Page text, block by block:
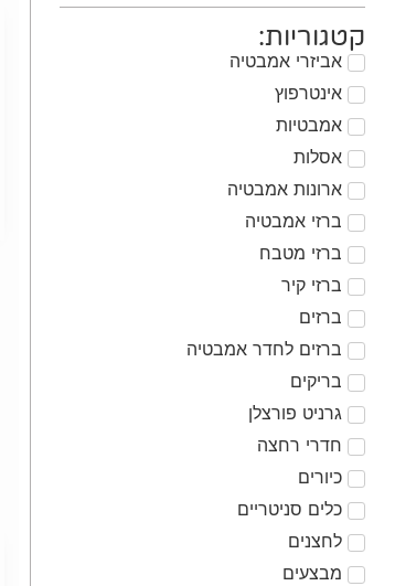
קטגוריות:
אביזרי אמבטיה
אינטרפוץ
אמבטיות
אסלות
ארונות אמבטיה
ברזי אמבטיה
ברזי מטבח
ברזי קיר
ברזים
ברזים לחדר אמבטיה
בריקים
גרניט פורצלן
חדרי רחצה
כיורים
כלים סניטריים
לחצנים
מבצעים